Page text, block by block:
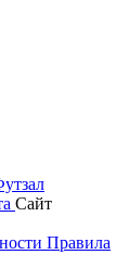
Сайт
Правила